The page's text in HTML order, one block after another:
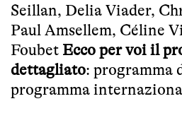
Seillan, Delia Viader,
Paul Amsellem, Céline
Foubet Ecco per voi il
dettagliato: programma
programma